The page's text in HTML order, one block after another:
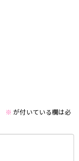
※ が付いている欄は必